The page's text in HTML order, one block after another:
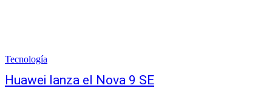
Tecnología
Huawei lanza el Nova 9 SE